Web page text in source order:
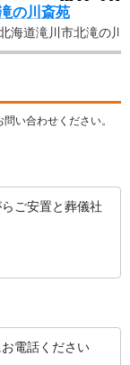
の川斎苑
海道滝川市北滝の川
い合わせください。
ご安置と葬儀社
電話ください